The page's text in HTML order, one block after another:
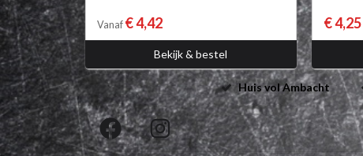
Vanaf € 4,42
Bekijk & bestel
€ 4,25
Huis vol Ambacht